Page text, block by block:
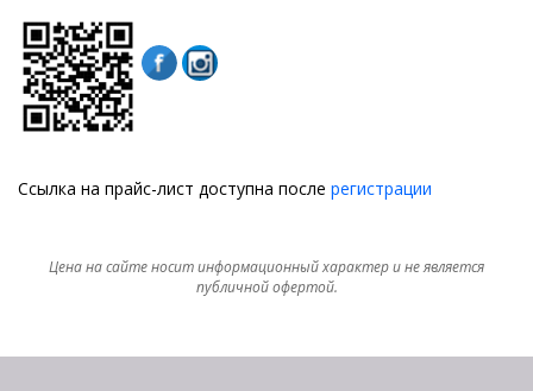
Ссылка на прайс-лист доступна после регистрации
Цена на сайте носит информационный характер и не является
публичной офертой.